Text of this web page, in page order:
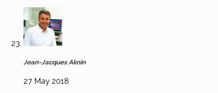
Jean-Jacques Aknin
27 May 2018